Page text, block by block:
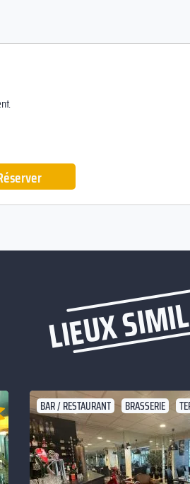
LIEUX
BAR / RESTAURANT BRASSERIE
Précédent